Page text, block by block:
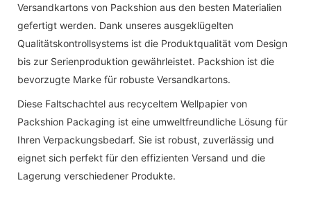
Versandkartons von Packshion aus den besten Materialien
gefertigt werden. Dank unseres ausgeklügelten
Qualitätskontrollsystems ist die Produktqualität vom Design
bis zur Serienproduktion gewährleistet. Packshion ist die
bevorzugte Marke für robuste Versandkartons.
Diese Faltschachtel aus recyceltem Wellpapier von
Packshion Packaging ist eine umweltfreundliche Lösung für
Ihren Verpackungsbedarf. Sie ist robust, zuverlässig und
eignet sich perfekt für den effizienten Versand und die
Lagerung verschiedener Produkte.